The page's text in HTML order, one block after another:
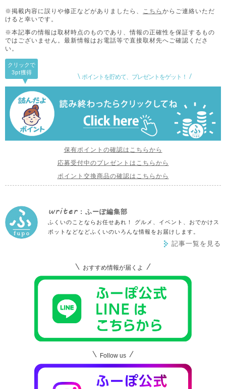
※掲載内容に誤りや修正などがありましたら、 こちら からご連絡いただ
けると幸いです。
※本記事の情報は取材時点のものであり、情報の正確性を保証するもの
ではございません。 最新情報はお電話等で直接取材先へご確認くださ
い。
ポイントを貯めて、プレゼントをゲット！
クリックで
3pt獲得
保有ポイントの確認はこちらから
応募受付中のプレゼントはこちらから
ポイント交換商品の確認はこちらから
writer : ふーぽ編集部
ふくいのことならお任せあれ！ グルメ、イベント、おでかけス
ポットなどなどふくいのいろんな情報をお届けします。
記事一覧を見る
おすすめ情報が届くよ
Follow us